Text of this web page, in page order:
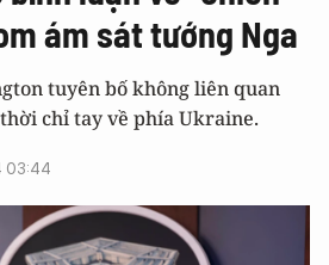
ám sát tướng Nga
tuyên bố không liên quan
chỉ tay về phía Ukraine.
03:44